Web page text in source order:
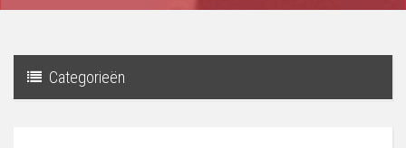
Categorieën